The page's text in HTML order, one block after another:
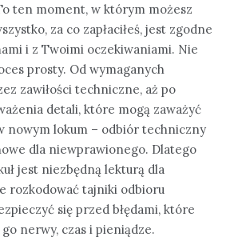
ten moment, w którym możesz
za co zapłaciłeś, jest zgodne
i z Twoimi oczekiwaniami. Nie
prosty. Od wymaganych
zawiłości techniczne, aż po
detali, które mogą zaważyć
nowym lokum – odbiór techniczny
dla niewprawionego. Dlatego
jest niezbędną lekturą dla
rozkodować tajniki odbioru
się przed błędami, które
nerwy, czas i pieniądze.